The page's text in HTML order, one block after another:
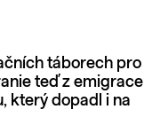
táborech pro
teď z emigrace
který dopadl i na